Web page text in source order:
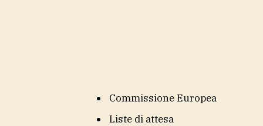
Commissione Europea
Liste di attesa